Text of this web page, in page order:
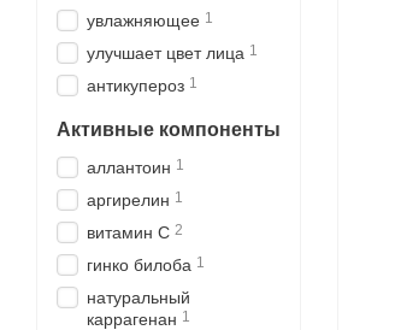
увлажняющее 1
улучшает цвет лица 1
антикупероз 1
Активные компоненты
аллантоин 1
аргирелин 1
витамин С 2
гинко билоба 1
натуральный
каррагенан 1